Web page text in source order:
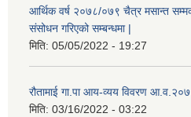
आर्थिक वर्ष २०७८/०७९ चैत्र मसान्त
संसोधन गरिएको सम्बन्धमा |
मिति: 05/05/2022 - 19:27
रौतामाई गा.पा आय-व्यय विवरण
मिति: 03/16/2022 - 03:22